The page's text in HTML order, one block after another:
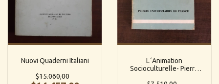
Nuovi Quaderni Italiani
$15.060,00
L´Animation
Socioculturelle- Pierre